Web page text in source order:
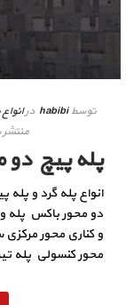
توسط habibi در
پله پیچ دو
انواع پله گرد و
دو محور باکس پله
و کناری محور
محور کنسولی پله